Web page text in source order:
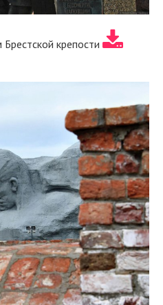
крепости